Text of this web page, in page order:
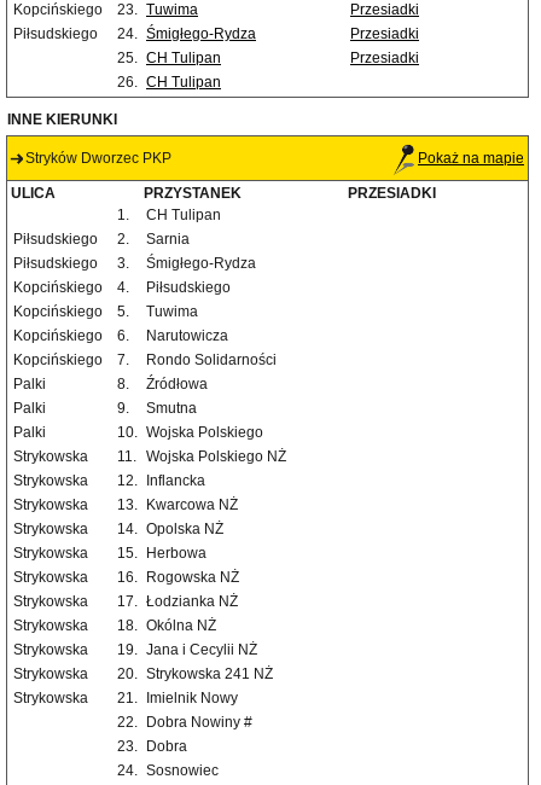
Kopcińskiego
23. Tuwima
Przesiadki
Piłsudskiego
24. Śmigłego-Rydza
Przesiadki
25. CH Tulipan
Przesiadki
26. CH Tulipan
INNE KIERUNKI
Stryków Dworzec PKP Pokaż na mapie
ULICA PRZYSTANEK
PRZESIADKI
1.
CH Tulipan
Piłsudskiego
2.
Sarnia
Piłsudskiego
3.
Śmigłego-Rydza
Kopcińskiego
4.
Piłsudskiego
Kopcińskiego
5.
Tuwima
Kopcińskiego
6.
Narutowicza
Kopcińskiego
7.
Rondo Solidarności
Palki
8.
Źródłowa
Palki
9.
Smutna
Palki
10. Wojska Polskiego
Strykowska
11. Wojska Polskiego NŻ
Strykowska
12.
Inflancka
Strykowska
13.
Kwarcowa NŻ
Strykowska
14. Opolska NŻ
Strykowska
15.
Herbowa
Strykowska
16.
Rogowska NŻ
Strykowska
17. Łodzianka NŻ
Strykowska
18. Okólna NŻ
Strykowska
19. Jana i Cecylii NŻ
Strykowska
20. Strykowska 241 NŻ
Strykowska
21.
Imielnik Nowy
22.
Dobra Nowiny #
23.
Dobra
24. Sosnowiec